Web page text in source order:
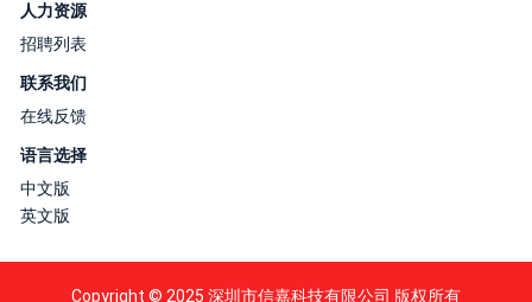
人力资源
招聘列表
联系我们
在线反馈
语言选择
中文版
英文版
Copyright © 2025 深圳市信嘉科技有限公司 版权所有